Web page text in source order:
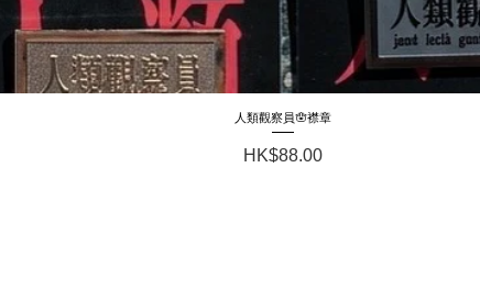
Quick View
人類觀察員🪬襟章
Price
HK$88.00